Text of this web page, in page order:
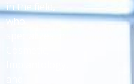
in the field,
who